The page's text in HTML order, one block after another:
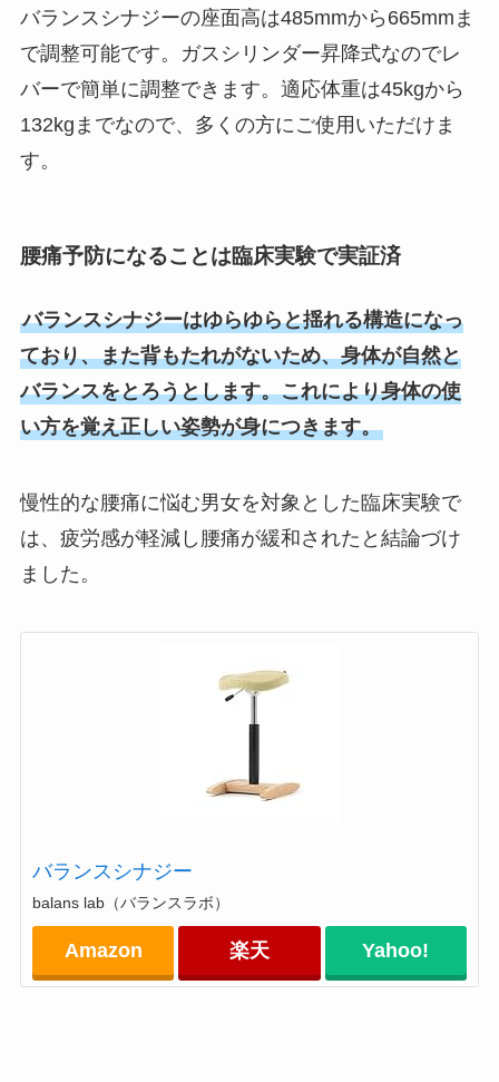
バランスシナジーの座面高は485mmから665mmま
で調整可能です。ガスシリンダー昇降式なのでレ
バーで簡単に調整できます。適応体重は45kgから
132kgまでなので、多くの方にご使用いただけま
す。
腰痛予防になることは臨床実験で実証済
バランスシナジーはゆらゆらと揺れる構造になっ
ており、また背もたれがないため、身体が自然と
バランスをとろうとします。これにより身体の使
い方を覚え正しい姿勢が身につきます。
慢性的な腰痛に悩む男女を対象とした臨床実験で
は、疲労感が軽減し腰痛が緩和されたと結論づけ
ました。
バランスシナジー
balans lab（バランスラボ）
Amazon 楽天 Yahoo!